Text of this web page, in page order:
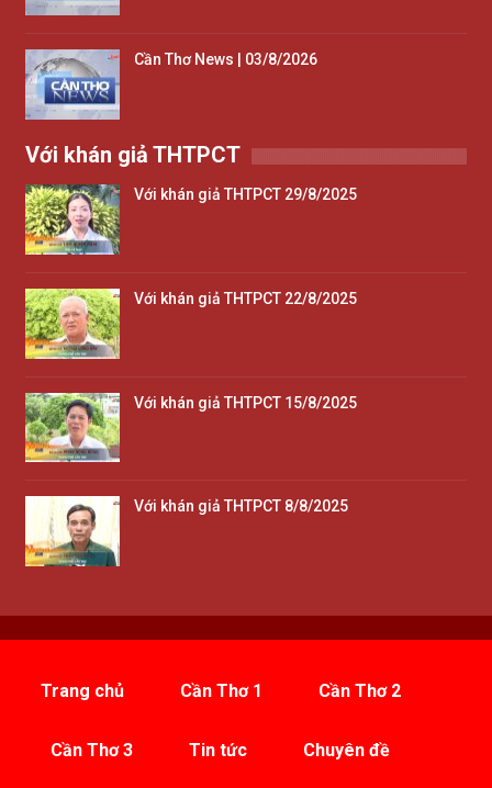
Cần Thơ News | 03/8/2026
Với khán giả THTPCT
Với khán giả THTPCT 29/8/2025
Với khán giả THTPCT 22/8/2025
Với khán giả THTPCT 15/8/2025
Với khán giả THTPCT 8/8/2025
Trang chủ Cần Thơ 1 Cần Thơ 2
Cần Thơ 3 Tin tức Chuyên đề